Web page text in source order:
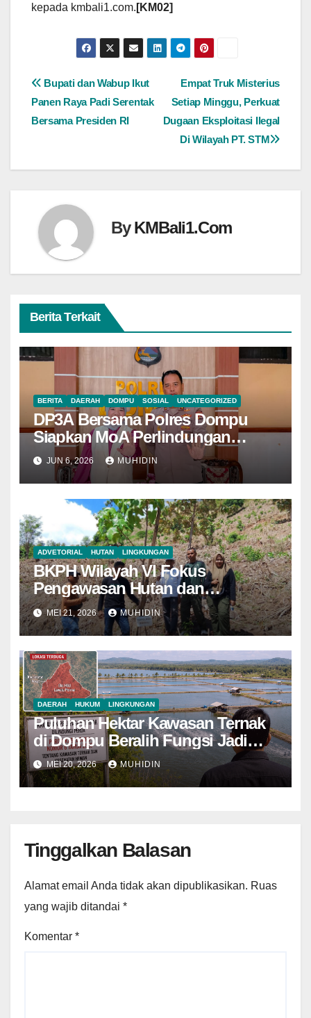
kepada kmbali1.com. [KM02]
Navigasi
pos
Empat Truk Misterius
Setiap Minggu, Perkuat
Dugaan Eksploitasi Ilegal
Di Wilayah PT. STM
Bupati dan Wabup Ikut
Panen Raya Padi Serentak
Bersama Presiden RI
ByKMBali1.Com
Berita Terkait
BERITA DAERAH DOMPU SOSIAL UNCATEGORIZED
DP3A Bersama Polres Dompu
Siapkan MoA Perlindungan
Perempuan dan Anak
JUN 6, 2026 MUHIDIN
ADVETORIAL HUTAN LINGKUNGAN
BKPH Wilayah VI Fokus
Pengawasan Hutan dan
Pemantauan Demplot di KH Riwo
MEI 21, 2026 MUHIDIN
DAERAH HUKUM LINGKUNGAN
Puluhan Hektar Kawasan Ternak
di Dompu Beralih Fungsi Jadi
Tambak Udang
MEI 20, 2026 MUHIDIN
Tinggalkan Balasan
Alamat email Anda tidak akan dipublikasikan. Ruas
yang wajib ditandai *
Komentar *